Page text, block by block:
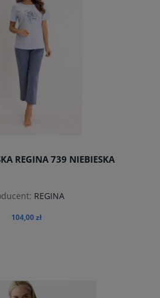
REGINA 739 NIEBIESKA
REGINA
104,00 zł
do koszyka